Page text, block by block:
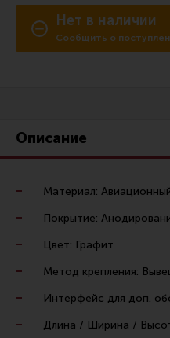
Магазин для тех,
Кобуры для IPSC
Паучеры и патронташи
Ремни для IPSC
Стрелковые таймеры
Холощение и тренировки
Другие аксессуары IPSC
Экипировка
Пневматика
Нет в наличии
Сообщить о
Описание
Материал:
Покрытие:
Цвет: Графит
Метод крепления:
Интерфейс для доп.
Длина / Ширина /